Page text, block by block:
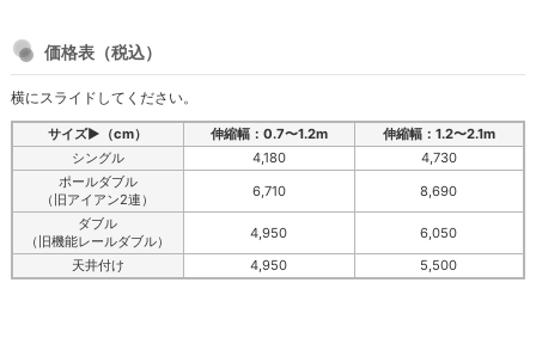
価格表（税込）
横にスライドしてください。
サイズ▶（cm） 伸縮幅：0.7〜1.2m
伸縮幅：1.2〜2.1m
シングル
4,180
4,730
ポールダブル
（旧アイアン2連）
6,710
8,690
ダブル
（旧機能レールダブル）
4,950
6,050
天井付け
4,950 5,500